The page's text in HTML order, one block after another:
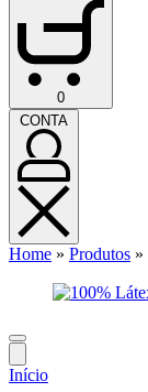
0CARRINHO
(0)
CONTA
CONTA
Home » Produtos »
Início